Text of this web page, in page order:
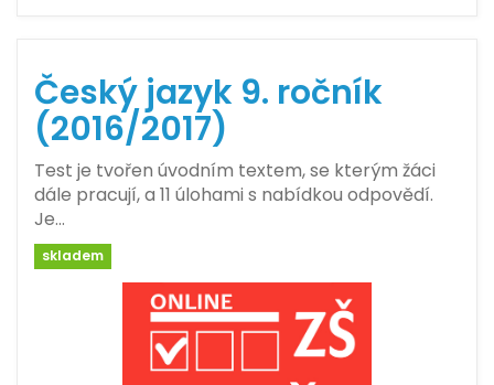
Český jazyk 9. ročník
(2016/2017)
Test je tvořen úvodním textem, se kterým žáci
dále pracují, a 11 úlohami s nabídkou odpovědí.
Je…
skladem